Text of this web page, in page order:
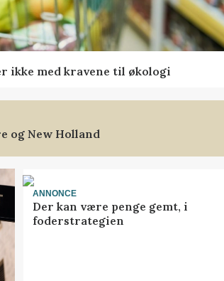
ikke med kravene til økologi
og New Holland
ANNONCE
Der kan være penge gemt, i
foderstrategien